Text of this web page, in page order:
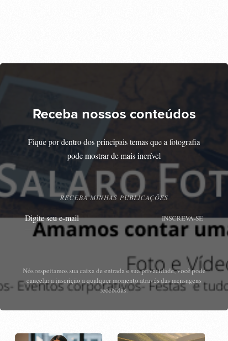
Receba nossos conteúdos
Fique por dentro dos principais temas que a fotografia
pode mostrar de mais incrível
RECEBA MINHAS PUBLICAÇÕES
INSCREVA-SE
Nós respeitamos sua caixa de entrada e sua privacidade, você pode
cancelar a inscrição a qualquer momento através das mensagens
recebidas.